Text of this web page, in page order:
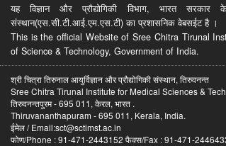
यह विज्ञान और प्रौद्योगिकी विभाग, भारत सरकार
संस्थान(एस.सी.टी.आई.एम.एस.टी) का प्रशासनिक वेबसईट है ।
This is the official Website of Sree Chitra Tirunal
of Science & Technology, Government of India.
श्री चित्रा तिरुनाल आयुर्विज्ञान और प्रौद्योगिकी संस्थान, तिरुवनन्त
Sree Chitra Tirunal Institute for Medical Sciences &
तिरुवनन्तपुरम - 695 011, केरल, भारत .
Thiruvananthapuram - 695 011, Kerala, India.
ईमेल / Email:sct@sctimst.ac.in
फोण/Phone : 91-471-2443152 फैक्स/Fax : 91-471-